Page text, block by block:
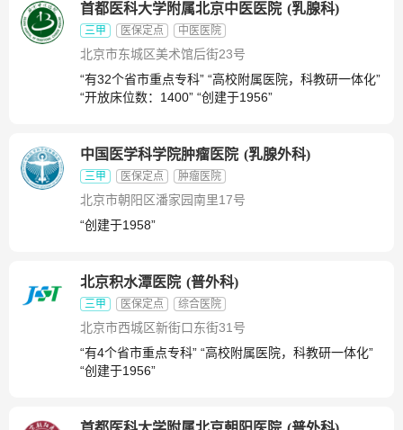
首都医科大学附属北京中医医院 (乳腺科)
三甲 医保定点 中医医院
北京市东城区美术馆后街23号
“有32个省市重点专科” “高校附属医院，科教研一体化”
“开放床位数：1400” “创建于1956”
中国医学科学院肿瘤医院 (乳腺外科)
三甲 医保定点 肿瘤医院
北京市朝阳区潘家园南里17号
“创建于1958”
北京积水潭医院 (普外科)
三甲 医保定点 综合医院
北京市西城区新街口东街31号
“有4个省市重点专科” “高校附属医院，科教研一体化”
“创建于1956”